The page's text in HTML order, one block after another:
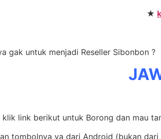
★
gak untuk menjadi Reseller Sibonbon ?
klik link berikut untuk Borong dan mau
tombolnya ya dari Android (bukan